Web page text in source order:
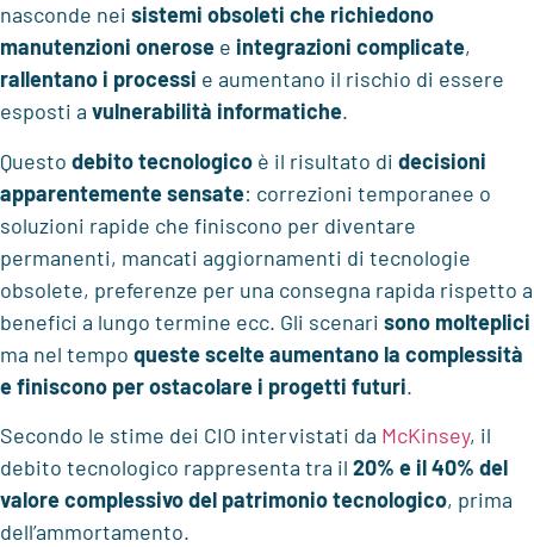
nasconde nei sistemi obsoleti che richiedono
manutenzioni onerose e integrazioni complicate,
rallentano i processi e aumentano il rischio di essere
esposti a vulnerabilità informatiche.
Questo debito tecnologico è il risultato di decisioni
apparentemente sensate: correzioni temporanee o
soluzioni rapide che finiscono per diventare
permanenti, mancati aggiornamenti di tecnologie
obsolete, preferenze per una consegna rapida rispetto a
benefici a lungo termine ecc. Gli scenari sono molteplici
ma nel tempo queste scelteaumentano la complessità
e finiscono per ostacolare i progetti futuri.
Secondo le stime dei CIO intervistati da McKinsey, il
debito tecnologico rappresenta tra il 20% e il 40% del
valore complessivo del patrimonio tecnologico, prima
dell’ammortamento.